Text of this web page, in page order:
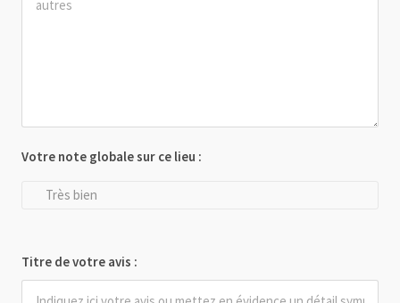
Votre note globale sur ce lieu :
Très bien
Titre de votre avis :